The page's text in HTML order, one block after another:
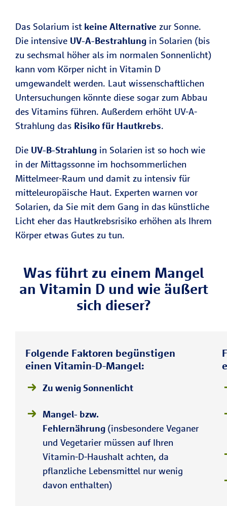
Das Solarium ist keine Alternative zur Sonne.
Die intensive UV-A-Bestrahlung in Solarien (bis
zu sechsmal höher als im normalen Sonnenlicht)
kann vom Körper nicht in Vitamin D
umgewandelt werden. Laut wissenschaftlichen
Untersuchungen könnte diese sogar zum Abbau
des Vitamins führen. Außerdem erhöht UV-A-
Strahlung das Risiko für Hautkrebs.
Die UV-B-Strahlung in Solarien ist so hoch wie
in der Mittagssonne im hochsommerlichen
Mittelmeer-Raum und damit zu intensiv für
mitteleuropäische Haut. Experten warnen vor
Solarien, da Sie mit dem Gang in das künstliche
Licht eher das Hautkrebsrisiko erhöhen als Ihrem
Körper etwas Gutes zu tun.
Was führt zu einem Mangel
an Vitamin D und wie äußert
sich dieser?
Folgende Faktoren begünstigen
einen Vitamin-D-Mangel:
Zu wenig Sonnenlicht
Mangel- bzw.
Fehlernährung (insbesondere Veganer
und Vegetarier müssen auf Ihren
Vitamin-D-Haushalt achten, da
pflanzliche Lebensmittel nur wenig
davon enthalten)